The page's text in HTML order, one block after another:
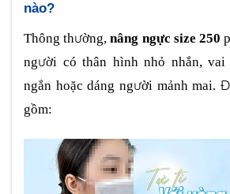
nào?
Thông thường,nâng ngực size 250
người có thân hình nhỏ nhắn, vai
ngắn hoặc dáng người mảnh mai.
gồm: